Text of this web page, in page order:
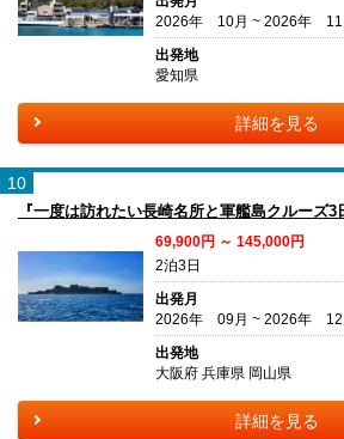
2026年 10月 ~ 2026年 11
出発地
愛知県
詳細を見る
10
『一度は訪れたい長崎名所と軍艦島クルーズ3
69,900円 ～ 145,000円
2泊3日
出発月
2026年 09月 ~ 2026年 12
出発地
大阪府 兵庫県 岡山県
詳細を見る